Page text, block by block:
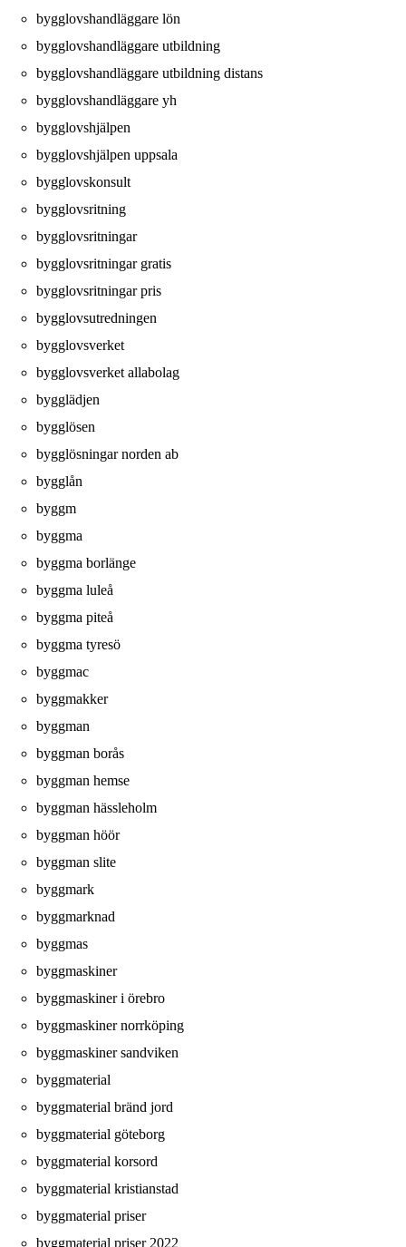
bygglovshandläggare lön
bygglovshandläggare utbildning
bygglovshandläggare utbildning distans
bygglovshandläggare yh
bygglovshjälpen
bygglovshjälpen uppsala
bygglovskonsult
bygglovsritning
bygglovsritningar
bygglovsritningar gratis
bygglovsritningar pris
bygglovsutredningen
bygglovsverket
bygglovsverket allabolag
bygglädjen
bygglösen
bygglösningar norden ab
bygglån
byggm
byggma
byggma borlänge
byggma luleå
byggma piteå
byggma tyresö
byggmac
byggmakker
byggman
byggman borås
byggman hemse
byggman hässleholm
byggman höör
byggman slite
byggmark
byggmarknad
byggmas
byggmaskiner
byggmaskiner i örebro
byggmaskiner norrköping
byggmaskiner sandviken
byggmaterial
byggmaterial bränd jord
byggmaterial göteborg
byggmaterial korsord
byggmaterial kristianstad
byggmaterial priser
byggmaterial priser 2022